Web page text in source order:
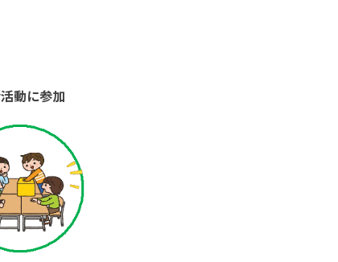
動に参加